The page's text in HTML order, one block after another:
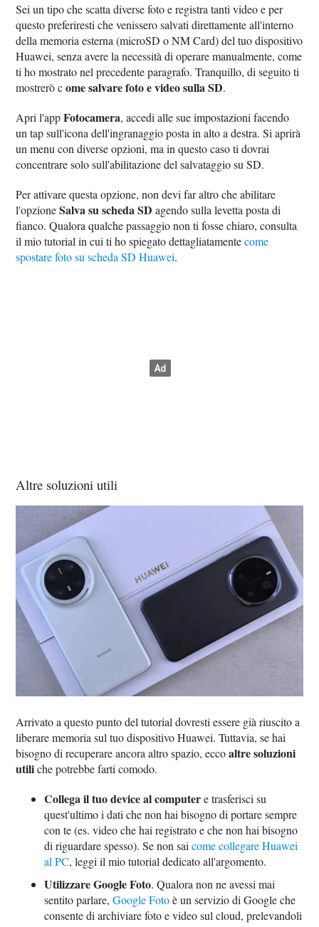
Sei un tipo che scatta diverse foto e registra tanti video e per
questo preferiresti che venissero salvati direttamente all'interno
della memoria esterna (microSD o NM Card) del tuo dispositivo
Huawei, senza avere la necessità di operare manualmente, come
ti ho mostrato nel precedente paragrafo. Tranquillo, di seguito ti
mostrerò come salvare foto e video sulla SD.
Apri l'appFotocamera, accedi alle sue impostazioni facendo
un tap sull'icona dell'ingranaggio posta in alto a destra. Si aprirà
un menu con diverse opzioni, ma in questo caso ti dovrai
concentrare solo sull'abilitazione del salvataggio su SD.
Per attivare questa opzione, non devi far altro che abilitare
l'opzioneSalva su scheda SD agendo sulla levetta posta di
fianco. Qualora qualche passaggio non ti fosse chiaro, consulta
il mio tutorial in cui ti ho spiegato dettagliatamentecome
spostare foto su scheda SD Huawei.
Altre soluzioni utili
Arrivato a questo punto del tutorial dovresti essere già riuscito a
liberare memoria sul tuo dispositivo Huawei. Tuttavia, se hai
bisogno di recuperare ancora altro spazio, eccoaltre soluzioni
utiliche potrebbe farti comodo.
Collega il tuo device al computere trasferisci su
quest'ultimo i dati che non hai bisogno di portare sempre
con te (es. video che hai registrato e che non hai bisogno
di riguardare spesso). Se non saicome collegare Huawei
al PC, leggi il mio tutorial dedicato all'argomento.
Utilizzare Google Foto. Qualora non ne avessi mai
sentito parlare,Google Fotoè un servizio di Google che
consente di archiviare foto e video sul cloud, prelevandoli